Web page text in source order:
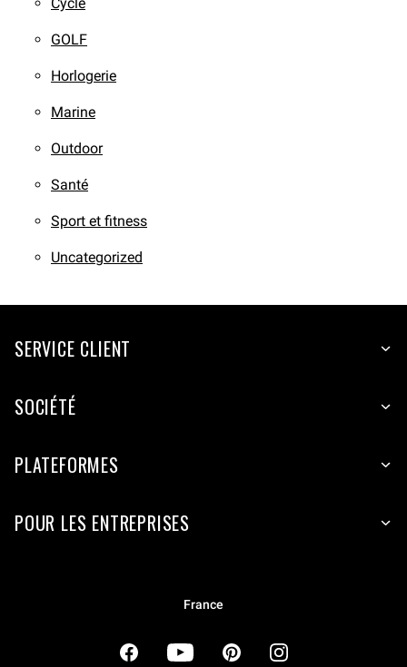
GOLF
Horlogerie
Marine
Outdoor
Santé
Sport et fitness
Uncategorized
SERVICE CLIENT
SOCIÉTÉ
PLATEFORMES
POUR LES ENTREPRISES
France